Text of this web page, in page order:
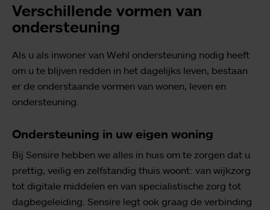
Verschillende vormen van
ondersteuning
Als u als inwoner van Wehl ondersteuning nodig heeft
om u te blijven redden in het dagelijks leven, bestaan
er de onderstaande vormen van wonen, leven en
ondersteuning.
Ondersteuning in uw eigen woning
Bij Sensire hebben we alles in huis om te zorgen dat u
prettig, veilig en zelfstandig thuis woont: van wijkzorg
tot digitale middelen en van specialistische zorg tot
dagbegeleiding. Sensire legt ook graag de verbinding